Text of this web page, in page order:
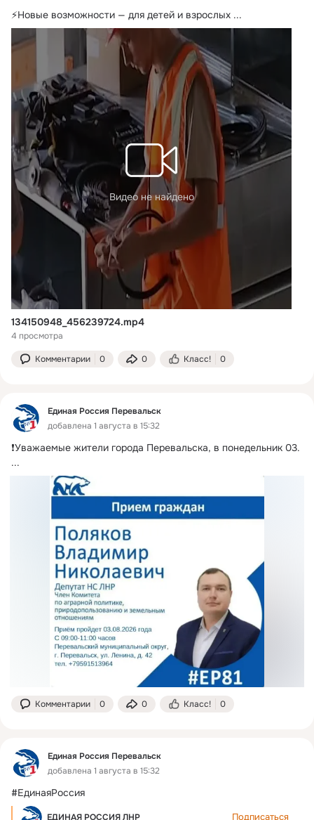
⚡️Новые возможности — для детей и взрослых ...
Видео не найдено
134150948_456239724.mp4
4 просмотра
Комментарии 0 0 Класс! 0
Единая Россия Перевальск
добавлена 1 августа в 15:32
❗️Уважаемые жители города Перевальска, в понедельник 03.
...
Комментарии 0 0 Класс! 0
Единая Россия Перевальск
добавлена 1 августа в 15:32
#ЕдинаяРоссия
ЕДИНАЯ РОССИЯ ЛНР Подписаться